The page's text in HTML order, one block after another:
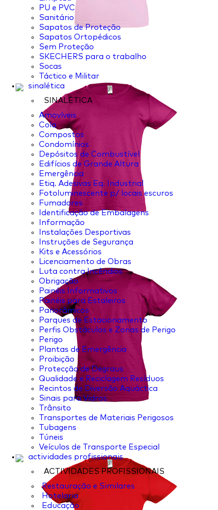
PU e PVC
Sanitário
Sapatos de Proteção
Sapatos Ortopédicos
Sem Proteção
SKECHERS para o trabalho
Socas
Táctico e Militar
sinalética
SINALÉTICA
Amovíveis
Cola
Compostos
Condomínios
Depósitos de Combustível
Edifícios de Grande Altura
Emergência
Etiq. Adesivas Eq. Industrial
Fotoluminescente p/ locais escuros
Fumadores
Identificação de Embalagens
Informação
Instalações Desportivas
Instruções de Segurança
Kits e Acessórios
Licenciamento de Obras
Luta contra Incêndios
Obrigação
Painéis Informativos
Painéis para Estaleiros
Panorâmicos
Parques de Estacionamento
Perfis Obstáculos e Zonas de Perigo
Perigo
Plantas de Emergência
Proibição
Protecção de Degraus
Qualidade e Reciclagem Resíduos
Recintos de Diversão Aquáctica
Sinais para Vidros
Trânsito
Transportes de Materiais Perigosos
Tubagens
Túneis
Veículos de Transporte Especial
actividades profissionais
ACTIVIDADES PROFISSIONAIS
Restauração e Similares
Hotelaria
Educação